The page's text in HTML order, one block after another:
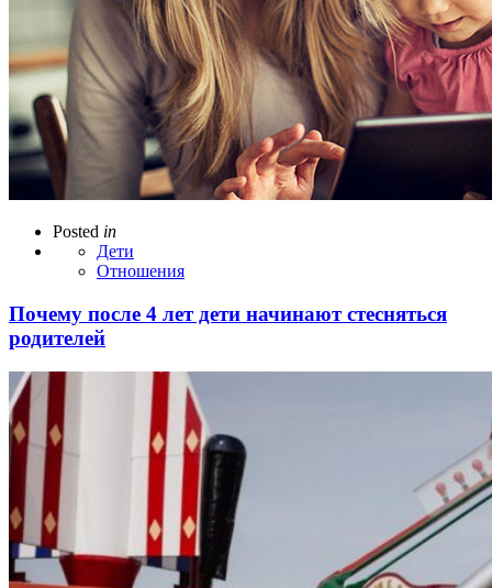
Posted in
Дети
Отношения
Почему после 4 лет дети начинают стесняться
родителей